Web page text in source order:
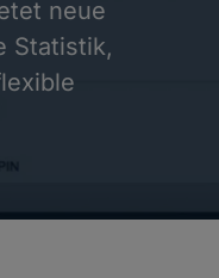
neue
Statistik,